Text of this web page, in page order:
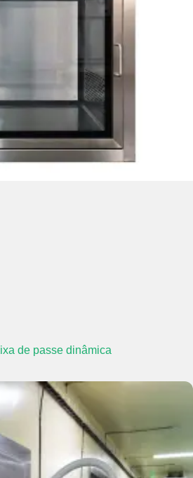
de passe dinâmica